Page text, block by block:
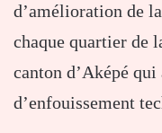
d’amélioration de
chaque quartier de
canton d’Aképé
d’enfouissement